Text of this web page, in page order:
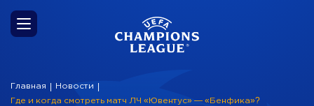
Главная Новости
Где и когда смотреть матч ЛЧ «Ювентус» — «Бенфика»?